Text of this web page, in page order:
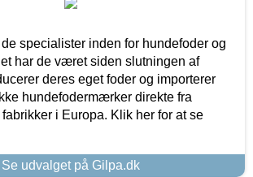
specialister inden for hundefoder og
har de været siden slutningen af
deres eget foder og importerer
hundefodermærker direkte fra
i Europa. Klik her for at se
Se udvalget på Gilpa.dk